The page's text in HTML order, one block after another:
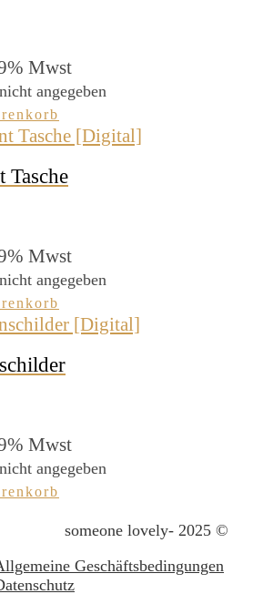
Mwst
angegeben
Tasche
Mwst
angegeben
Mwst
angegeben
someone lovely- 2025 ©
Geschäftsbedingungen